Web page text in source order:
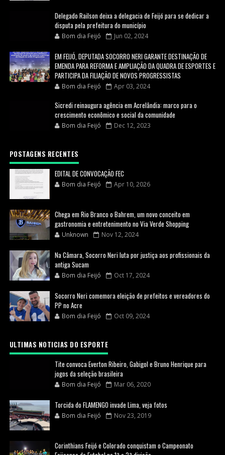
Delegado Railson deixa a delegacia de Feijó para se dedicar a
disputa pela prefeitura do município
Bom dia Feijó Jun 02, 2024
EM FEIJÓ, DEPUTADA SOCORRO NERI GARANTE DESTINAÇÃO DE
EMENDA PARA REFORMA E AMPLIAÇÃO DA QUADRA DE ESPORTES E
PARTICIPA DA FILIAÇÃO DE NOVOS PROGRESSISTAS
Bom dia Feijó Apr 03, 2024
Sicredi reinaugura agência em Acrelândia: marco para o
crescimento econômico e social da comunidade
Bom dia Feijó Dec 12, 2023
POSTAGENS RECENTES
EDITAL DE CONVOCAÇÃO FEC
Bom dia Feijó Apr 10, 2026
Chega em Rio Branco o Bahrem, um novo conceito em
gastronomia e entretenimento no Via Verde Shopping
Unknown Nov 12, 2024
Na Câmara, Socorro Neri luta por justiça aos profissionais da
antiga Sucam
Bom dia Feijó Oct 17, 2024
Socorro Neri comemora eleição de prefeitos e vereadores do
PP no Acre
Bom dia Feijó Oct 09, 2024
ULTIMAS NOTICIAS DO ESPORTE
Tite convoca Everton Ribeiro, Gabigol e Bruno Henrique para
jogos da seleção brasileira
Bom dia Feijó Mar 06, 2020
Torcida do FLAMENGO invade Lima, veja fotos
Bom dia Feijó Nov 23, 2019
Corinthians Feijó e Colorado conquistam o Campeonato